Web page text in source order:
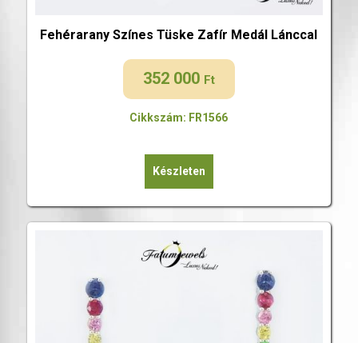
Fehérarany Színes Tüske Zafír Medál Lánccal
352 000 Ft
Cikkszám: FR1566
Készleten